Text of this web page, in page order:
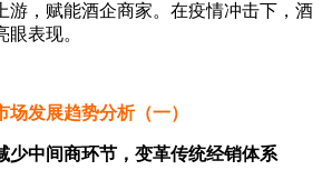
游，赋能酒企商家。在疫情冲击下，酒
表现。
发展趋势分析（一）
少中间商环节，变革传统经销体系